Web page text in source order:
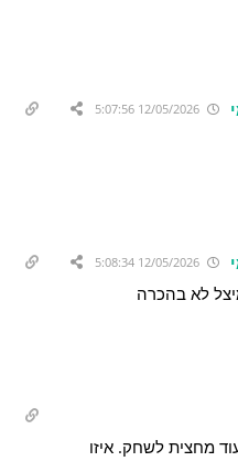
12/05/2026 5:07:56
12/05/2026 5:08:34
לא בהכרה
מחצית לשחק. איזו